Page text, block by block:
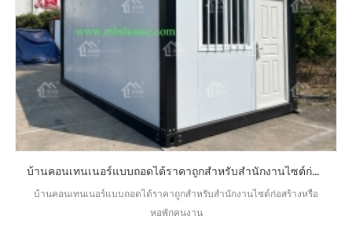
บ้านคอนเทนเนอร์แบบถอดได้ราคาถูกสำหรับสำนักงานไซต์ก่อสร้างหรือหอพักคนงาน
บ้านคอนเทนเนอร์แบบถอดได้ราคาถูกสำหรับสำนักงานไซต์ก่อสร้างหรือ
หอพักคนงาน